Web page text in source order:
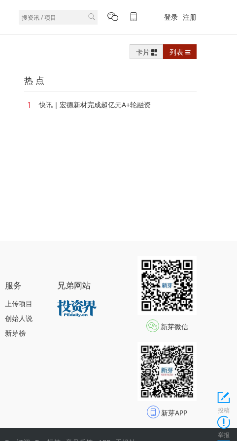
登录 注册
卡片 列表
热 点
1 快讯｜宏德新材完成超亿元A+轮融资
服务
上传项目
创始人说
新芽榜
兄弟网站
新芽微信
新芽APP 投稿
举报